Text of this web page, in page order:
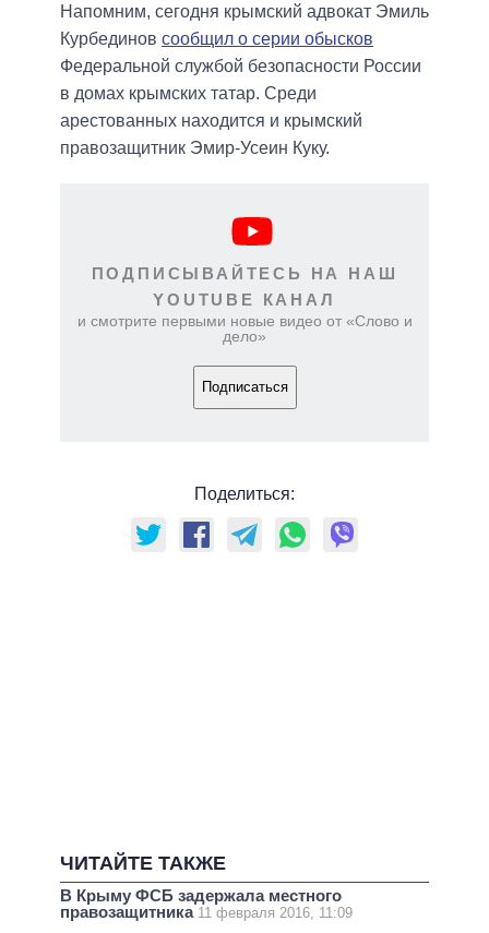
Напомним, сегодня крымский адвокат Эмиль
Курбединов сообщил о серии обысков
Федеральной службой безопасности России
в домах крымских татар. Среди
арестованных находится и крымский
правозащитник Эмир-Усеин Куку.
ПОДПИСЫВАЙТЕСЬ НА НАШ
YOUTUBE КАНАЛ
и смотрите первыми новые видео от «Слово и
дело»
Подписаться
Поделиться:
ЧИТАЙТЕ ТАКЖЕ
В Крыму ФСБ задержала местного
правозащитника 11 февраля 2016, 11:09